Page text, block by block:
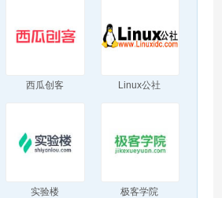
西瓜创客 Linux公社
实验楼 极客学院